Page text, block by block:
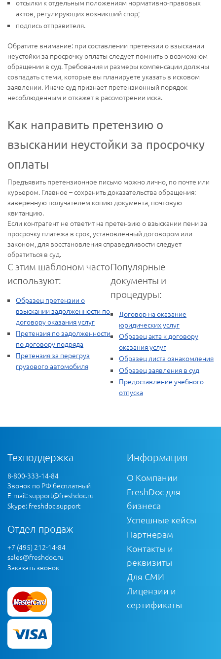
отсылки к отдельным положениям нормативно-правовых
актов, регулирующих возникший спор;
подпись отправителя.
Обратите внимание: при составлении претензии о взыскании
неустойки за просрочку оплаты следует помнить о возможном
обращении в суд. Требования и размеры компенсации должны
совпадать с теми, которые вы планируете указать в исковом
заявлении. Иначе суд признает претензионный порядок
несоблюденным и откажет в рассмотрении иска.
Как направить претензию о
взыскании неустойки за просрочку
оплаты
Предъявить претензионное письмо можно лично, по почте или
курьером. Главное – сохранить доказательства обращения:
заверенную получателем копию документа, почтовую
квитанцию.
Если контрагент не ответит на претензию о взыскании пени за
просрочку платежа в срок, установленный договором или
законом, для восстановления справедливости следует
обратиться в суд.
С этим шаблоном часто
используют:
Образец претензии о
взыскании задолженности по
договору оказания услуг
Претензия по задолженности
по договору подряда
Претензия за перегруз
грузового автомобиля
Популярные
документы и
процедуры:
Договор на оказание
юридических услуг
Образец акта к договору
оказания услуг
Образец листа ознакомления
Образец заявления в суд
Предоставление учебного
отпуска
Техподдержка
8-800-333-14-84
Звонок по РФ бесплатный
E-mail:support@freshdoc.ru
Skype: freshdoc.support
Отдел продаж
+7 (495) 212-14-84
sales@freshdoc.ru
Заказать звонок
Информация
О Компании
FreshDoc для
бизнеса
Успешные кейсы
Партнерам
Контакты и
реквизиты
Для СМИ
Лицензии и
сертификаты